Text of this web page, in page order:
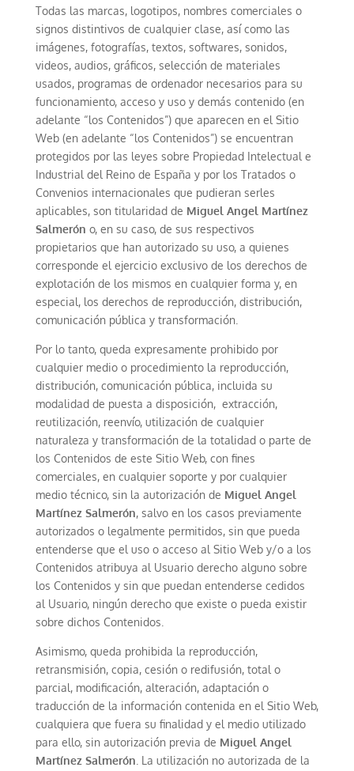
Todas las marcas, logotipos, nombres comerciales o
signos distintivos de cualquier clase, así como las
imágenes, fotografías, textos, softwares, sonidos,
videos, audios, gráficos, selección de materiales
usados, programas de ordenador necesarios para su
funcionamiento, acceso y uso y demás contenido (en
adelante “los Contenidos”) que aparecen en el Sitio
Web (en adelante “los Contenidos”) se encuentran
protegidos por las leyes sobre Propiedad Intelectual e
Industrial del Reino de España y por los Tratados o
Convenios internacionales que pudieran serles
aplicables, son titularidad de Miguel Angel Martínez
Salmerón o, en su caso, de sus respectivos
propietarios que han autorizado su uso, a quienes
corresponde el ejercicio exclusivo de los derechos de
explotación de los mismos en cualquier forma y, en
especial, los derechos de reproducción, distribución,
comunicación pública y transformación.
Por lo tanto, queda expresamente prohibido por
cualquier medio o procedimiento la reproducción,
distribución, comunicación pública, incluida su
modalidad de puesta a disposición, extracción,
reutilización, reenvío, utilización de cualquier
naturaleza y transformación de la totalidad o parte de
los Contenidos de este Sitio Web, con fines
comerciales, en cualquier soporte y por cualquier
medio técnico, sin la autorización de Miguel Angel
Martínez Salmerón, salvo en los casos previamente
autorizados o legalmente permitidos, sin que pueda
entenderse que el uso o acceso al Sitio Web y/o a los
Contenidos atribuya al Usuario derecho alguno sobre
los Contenidos y sin que puedan entenderse cedidos
al Usuario, ningún derecho que existe o pueda existir
sobre dichos Contenidos.
Asimismo, queda prohibida la reproducción,
retransmisión, copia, cesión o redifusión, total o
parcial, modificación, alteración, adaptación o
traducción de la información contenida en el Sitio Web,
cualquiera que fuera su finalidad y el medio utilizado
para ello, sin autorización previa de Miguel Angel
Martínez Salmerón . La utilización no autorizada de la